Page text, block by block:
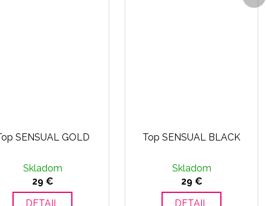
SENSUAL GOLD
Skladom
29 €
DETAIL
Top SENSUAL BLACK
Skladom
29 €
DETAIL